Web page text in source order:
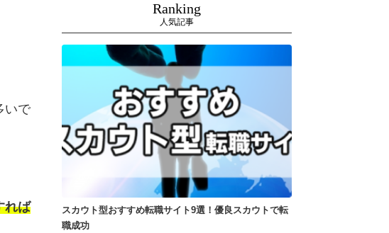
いで
れば
Ranking
人気記事
スカウト型おすすめ転職サイト9選！優良スカウトで転
職成功